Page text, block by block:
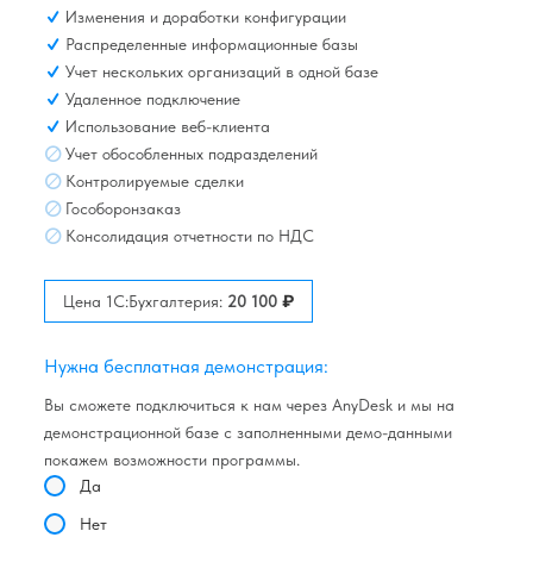
Изменения и доработки конфигурации
Распределенные информационные базы
Учет нескольких организаций в одной базе
Удаленное подключение
Использование веб-клиента
Учет обособленных подразделений
Контролируемые сделки
Гособоронзаказ
Консолидация отчетности по НДС
Цена 1C:Бухгалтерия: 20 100 ₽
Нужна бесплатная демонстрация:
Да
Нет
Вы сможете подключиться к нам через AnyDesk и мы на
демонстрационной базе с заполненными демо-данными
покажем возможности программы.